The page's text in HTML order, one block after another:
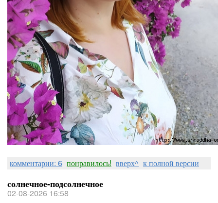
комментарии: 6 понравилось! вверх^ к полной версии
солнечное-подсолнечное
02-08-2026 16:58